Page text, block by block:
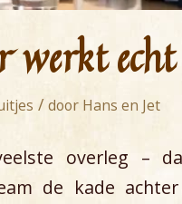
werkt echt
/ door Hans en Jet
overleg –
de kade